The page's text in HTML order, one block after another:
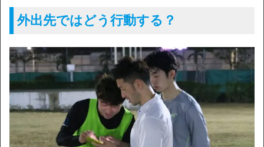
外出先ではどう行動する？